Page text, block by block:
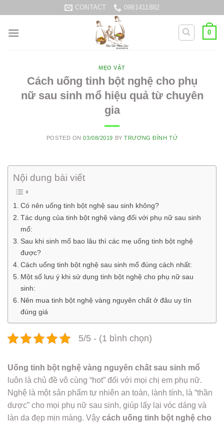
content
CONTACT 0981411882
0
MẸO VẶT
Cách uống tinh bột nghệ cho phụ
nữ sau sinh mổ hiệu quả từ chuyên
gia
POSTED ON03/08/2019 BYTRƯƠNG ĐÌNH TỨ
Nội dung bài viết
Có nên uống tinh bột nghệ sau sinh không?
Tác dụng của tinh bột nghệ vàng đối với phụ nữ sau sinh
mổ:
Sau khi sinh mổ bao lâu thì các mẹ uống tinh bột nghệ
được?
Cách uống tinh bột nghệ sau sinh mổ đúng cách nhất:
Một số lưu ý khi sử dụng tinh bột nghệ cho phụ nữ sau
sinh:
Nên mua tinh bột nghệ vàng nguyên chất ở đâu uy tín
đúng giá
5/5 - (1 bình chọn)
Uống tinh bột nghệ vàng nguyên chất sau sinh mổ
luôn là chủ đề vô cùng “hot” đối với mọi chị em phụ nữ.
Nghệ là một sản phẩm tự nhiên an toàn, lành tính, là “thần
dược” cho mọi phụ nữ sau sinh, giúp lấy lại vóc dáng và
làn da đẹp mịn màng. Vậy cách uống tinh bột nghệ cho